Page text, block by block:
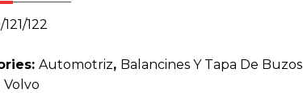
122
Automotriz, Balancines Y Tapa De Buzos
Volvo